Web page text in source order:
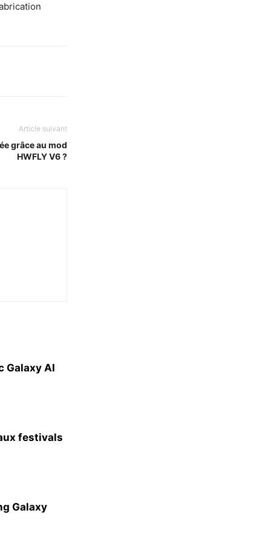
Article suivant
grâce au mod
HWFLY V6 ?
Galaxy AI
festivals
Galaxy